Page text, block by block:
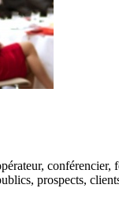
prospects,